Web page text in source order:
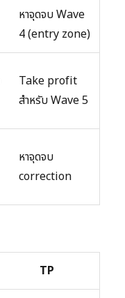
หาจุดจบ Wave
4 (entry zone)
Take profit
สำหรับ Wave 5
หาจุดจบ
correction
TP